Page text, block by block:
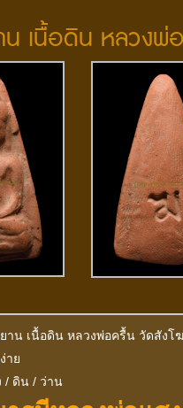
เนื้อดิน หลวงพ่
าน เนื้อดิน หลวงพ่อครื้น วัดสังโฆ
าย
/ ดิน / ว่าน